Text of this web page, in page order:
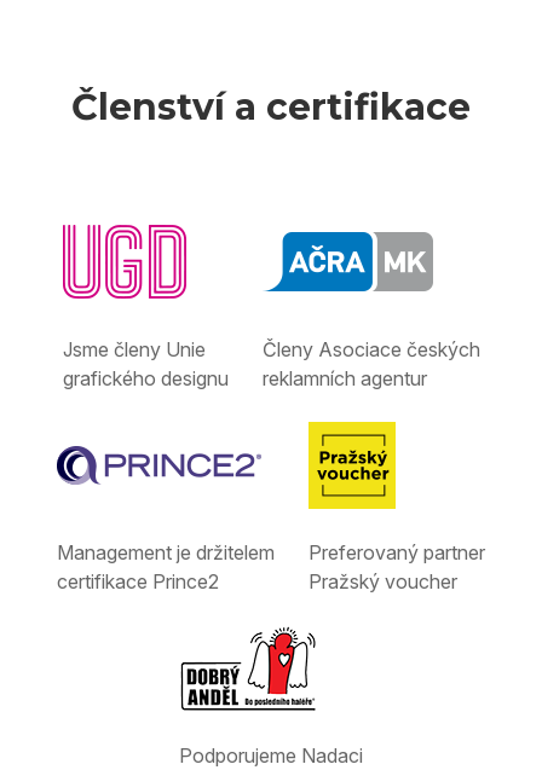
Členství a certifikace
Jsme členy Unie
grafického designu
Členy Asociace českých
reklamních agentur
Management je držitelem
certifikace Prince2
Preferovaný partner
Pražský voucher
Podporujeme Nadaci